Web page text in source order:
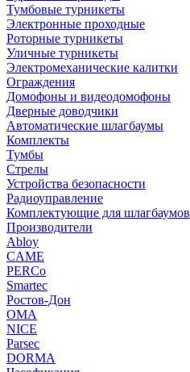
Тумбовые турникеты
Электронные проходные
Роторные турникеты
Уличные турникеты
Электромеханические калитки
Ограждения
Домофоны и видеодомофоны
Дверные доводчики
Автоматические шлагбаумы
Комплекты
Тумбы
Стрелы
Устройства безопасности
Радиоуправление
Комплектующие для шлагбаумов
Производители
Abloy
CAME
PERCo
Smartec
Ростов-Дон
ОМА
NICE
Parsec
DORMA